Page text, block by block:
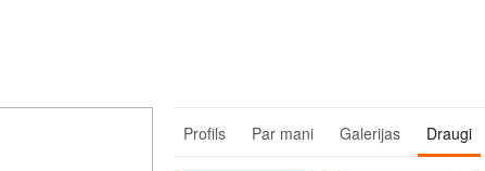
Profils Par mani Galerijas Draugi